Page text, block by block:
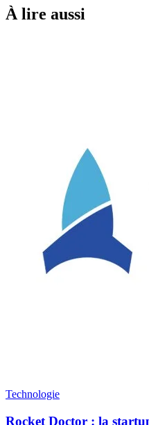
À lire aussi
Technologie
Rocket Doctor : la